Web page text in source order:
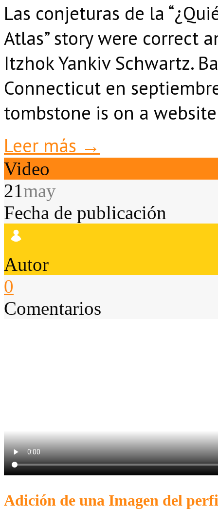
Las conjeturas de la
Atlas”story were correct
Itzhok Yankiv Schwartz.
Connecticut en
tombstone is on a website
Leer más →
Video
21may
Fecha de publicación
Autor
0
Comentarios
Adición de una Imagen del